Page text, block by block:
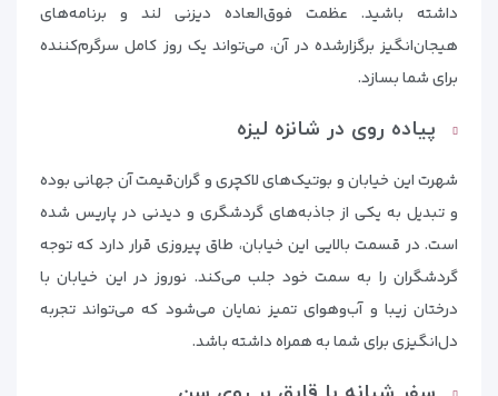
داشته باشید. عظمت فوق‌العاده دیزنی لند و برنامه‌های
هیجان‌انگیز برگزارشده در آن، می‌تواند یک روز کامل سرگرم‌کننده
برای شما بسازد.
پیاده روی در شانزه لیزه
شهرت این خیابان و بوتیک‌های لاکچری و گران‌قیمت آن جهانی بوده
و تبدیل به یکی از جاذبه‌های گردشگری و دیدنی در پاریس شده
است. در قسمت بالایی این خیابان، طاق پیروزی قرار دارد که توجه
گردشگران را به سمت خود جلب می‌کند. نوروز در این خیابان با
درختان زیبا و آب‌وهوای تمیز نمایان می‌شود که می‌تواند تجربه
دل‌انگیزی برای شما به همراه داشته باشد.